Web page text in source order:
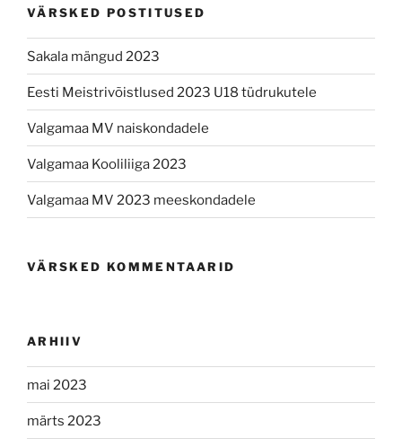
VÄRSKED POSTITUSED
Sakala mängud 2023
Eesti Meistrivõistlused 2023 U18 tüdrukutele
Valgamaa MV naiskondadele
Valgamaa Kooliliiga 2023
Valgamaa MV 2023 meeskondadele
VÄRSKED KOMMENTAARID
ARHIIV
mai 2023
märts 2023